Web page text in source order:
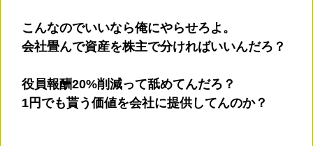
こんなのでいいなら俺にやらせろよ。
会社畳んで資産を株主で分ければいいんだろ？
役員報酬20%削減って舐めてんだろ？
1円でも貰う価値を会社に提供してんのか？